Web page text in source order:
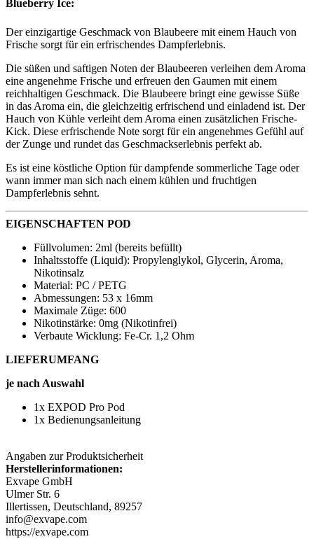
Blueberry Ice:
Der einzigartige Geschmack von Blaubeere mit einem Hauch von
Frische sorgt für ein erfrischendes Dampferlebnis.
Die süßen und saftigen Noten der Blaubeeren verleihen dem Aroma
eine angenehme Frische und erfreuen den Gaumen mit einem
reichhaltigen Geschmack. Die Blaubeere bringt eine gewisse Süße
in das Aroma ein, die gleichzeitig erfrischend und einladend ist. Der
Hauch von Kühle verleiht dem Aroma einen zusätzlichen Frische-
Kick. Diese erfrischende Note sorgt für ein angenehmes Gefühl auf
der Zunge und rundet das Geschmackserlebnis perfekt ab.
Es ist eine köstliche Option für dampfende sommerliche Tage oder
wann immer man sich nach einem kühlen und fruchtigen
Dampferlebnis sehnt.
EIGENSCHAFTEN POD
Füllvolumen: 2ml (bereits befüllt)
Inhaltsstoffe (Liquid): Propylenglykol, Glycerin, Aroma,
Nikotinsalz
Material: PC / PETG
Abmessungen: 53 x 16mm
Maximale Züge: 600
Nikotinstärke: 0mg (Nikotinfrei)
Verbaute Wicklung: Fe-Cr. 1,2 Ohm
LIEFERUMFANG
je nach Auswahl
1x EXPOD Pro Pod
1x Bedienungsanleitung
Angaben zur Produktsicherheit
Herstellerinformationen:
Exvape GmbH
Ulmer Str. 6
Illertissen, Deutschland, 89257
info@exvape.com
https://exvape.com